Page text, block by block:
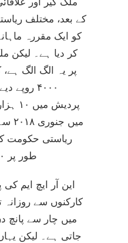
کے بعد، مختلف
کو ایک مقررہ
کر دیا ہے۔ لیکن
پر یہ الگ الگ
۴۰۰۰ روپے
میں
ریاستی حکومت
طور پر ۴۰۰۰ روپے ملتے ہیں۔
کارکنوں سے روزانہ
میں چار سے پانچ
جاتی ہے۔ لیکن